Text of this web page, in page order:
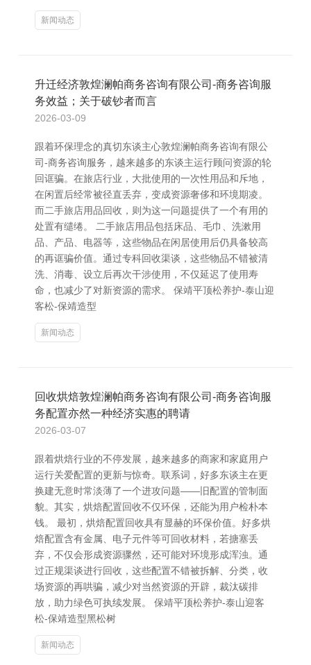
新闻动态
升迁经济敦煌澜帕商务咨询有限公司-商务咨询服
务效益；关于破钞者而言
2026-03-09
跟着环保理念的真切东谈主心敦煌澜帕商务咨询有限公
司-商务咨询服务，越来越多的东谈主运行顾问资源的轮
回诓骗。在旅店行业，大批使用的一次性用品和斥地，
在闲置后经常被径直丢弃，变成资源奢侈和环境期凌。
而二手旅店用品回收，则为这一问题提供了一个有用的
处置有缱绻。 二手旅店用品包括床品、毛巾、洗漱用
品、产品、电器等，这些物品在闲居使用后仍具备较高
的再诓骗价值。通过专科回收渠谈，这些物品不错被清
洗、消毒、设立后再次干涉使用，不仅延迟了使用寿
命，也减少了对新资源的需求。 保靖平顶松养护-泰山迎
客松-保靖造型
新闻动态
回收烘焙敦煌澜帕商务咨询有限公司-商务咨询服
务配置亦然一种经济实惠的聘请
2026-03-07
跟着烘焙行业的不停发展，越来越多的商家和家庭用户
运行关爱配置的更新与惊奇。联系词，好多东谈主在更
换建无意时常淡薄了一个进攻问题——旧配置的管制面
貌。其实，烘焙配置回收不仅环保，还能为用户检朴本
钱。 最初，烘焙配置回收具有显赫的环保价值。好多烘
焙配置含有金属、电子元件等可回收材料，若搪塞丢
弃，不仅会形成资源骤然，还可能对环境形成浑浊。通
过正规渠谈进行回收，这些配置不错被拆解、分类，收
场资源的再哄骗，减少对当然资源的开辟，裁汰碳排
放，助力绿色可执续发展。 保靖平顶松养护-泰山迎客
松-保靖造型黑松树
新闻动态